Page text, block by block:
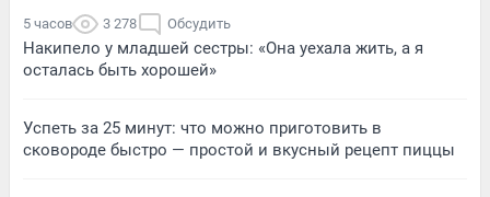
5 часов 3 278 Обсудить
Накипело у младшей сестры: «Она уехала жить, а я
осталась быть хорошей»
Успеть за 25 минут: что можно приготовить в
сковороде быстро — простой и вкусный рецепт пиццы